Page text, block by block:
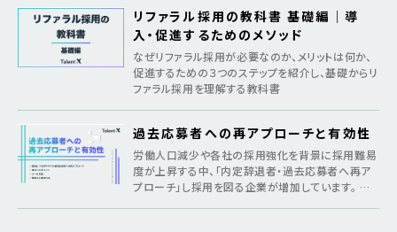
リファラル採用の教科書 基礎編｜導
入・促進するためのメソッド
なぜリファラル採用が必要なのか、メリットは何か、
促進するための３つのステップを紹介し、基礎からリ
ファラル採用を理解する教科書
過去応募者への再アプローチと有効性
労働人口減少や各社の採用強化を背景に採用難易
度が上昇する中、「内定辞退者・過去応募者へ再ア
プローチ」し採用を図る企業が増加しています。 そ